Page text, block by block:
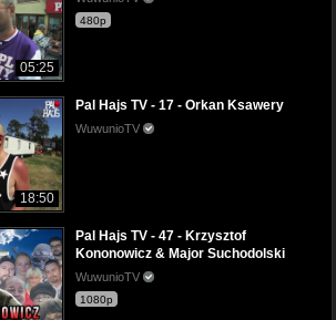
05:25
480p
18:50
Pal Hajs TV - 17 - Orkan Ksawery
WuwunioTV
Pal Hajs TV - 47 - Krzysztof
Kononowicz & Major Suchodolski
WuwunioTV
1080p